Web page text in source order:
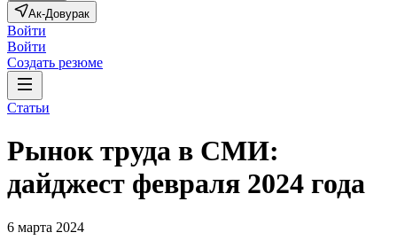
Ак-Довурак
Войти
Войти
Создать резюме
Статьи
Рынок труда в СМИ:
дайджест февраля 2024 года
6 марта 2024